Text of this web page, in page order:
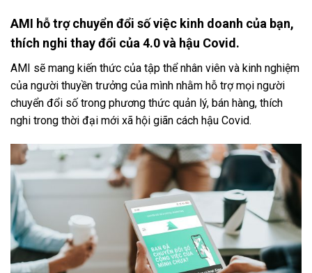
AMI hỗ trợ chuyển đổi số việc kinh doanh của bạn,
thích nghi thay đổi của 4.0 và hậu Covid.
AMI sẽ mang kiến thức của tập thể nhân viên và kinh nghiệm
của người thuyền trưởng của mình nhằm hỗ trợ mọi người
chuyển đổi số trong phương thức quản lý, bán hàng, thích
nghi trong thời đại mới xã hội giãn cách hậu Covid.